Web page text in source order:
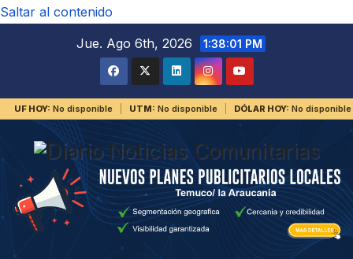
Saltar al contenido
Jue. Ago 6th, 2026
1:38:02 PM
UF HOY: No disponible UTM: No disponible DÓLAR HOY: No disponible